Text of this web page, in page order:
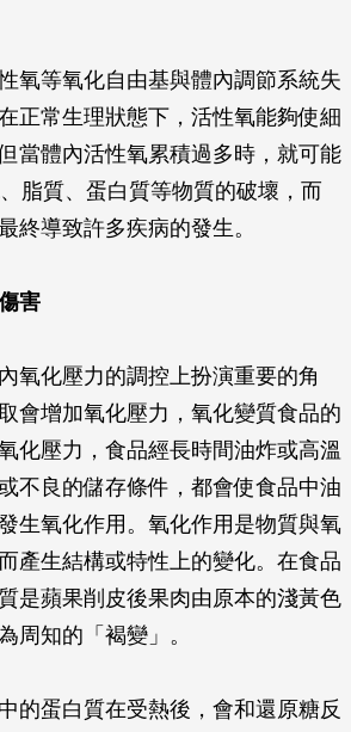
氧等氧化自由基與體內調節系統失
正常生理狀態下，活性氧能夠使細
當體內活性氧累積過多時，就可能
脂質、蛋白質等物質的破壞，而
終導致許多疾病的發生。
害
氧化壓力的調控上扮演重要的角
會增加氧化壓力，氧化變質食品的
化壓力，食品經長時間油炸或高溫
不良的儲存條件，都會使食品中油
生氧化作用。氧化作用是物質與氧
產生結構或特性上的變化。在食品
是蘋果削皮後果肉由原本的淺黃色
周知的「褐變」。
蛋白質在受熱後，會和還原糖反